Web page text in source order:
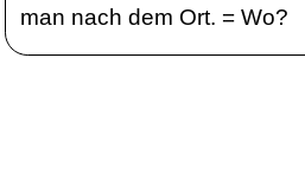
man nach dem Ort. = Wo?